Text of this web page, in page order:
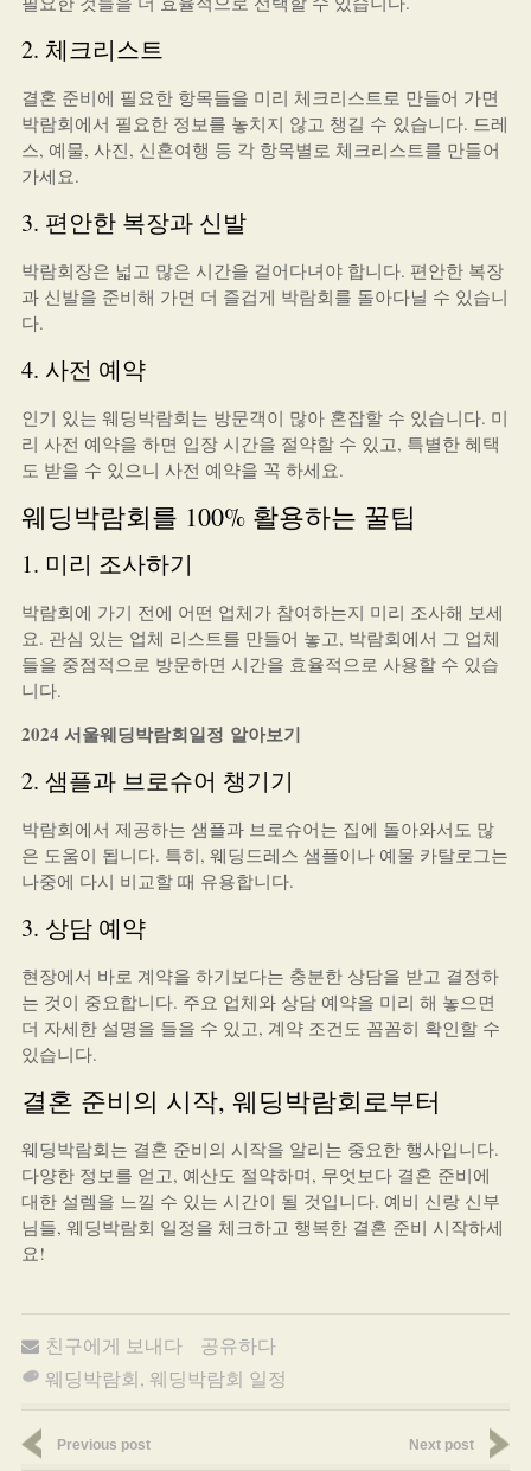
2. 체크리스트
결혼 준비에 필요한 항목들을 미리 체크리스트로 만들어 가면
박람회에서 필요한 정보를 놓치지 않고 챙길 수 있습니다. 드레
스, 예물, 사진, 신혼여행 등 각 항목별로 체크리스트를 만들어
가세요.
3. 편안한 복장과 신발
박람회장은 넓고 많은 시간을 걸어다녀야 합니다. 편안한 복장
과 신발을 준비해 가면 더 즐겁게 박람회를 돌아다닐 수 있습니
다.
4. 사전 예약
인기 있는 웨딩박람회는 방문객이 많아 혼잡할 수 있습니다. 미
리 사전 예약을 하면 입장 시간을 절약할 수 있고, 특별한 혜택
도 받을 수 있으니 사전 예약을 꼭 하세요.
웨딩박람회를 100% 활용하는 꿀팁
1. 미리 조사하기
박람회에 가기 전에 어떤 업체가 참여하는지 미리 조사해 보세
요. 관심 있는 업체 리스트를 만들어 놓고, 박람회에서 그 업체
들을 중점적으로 방문하면 시간을 효율적으로 사용할 수 있습
니다.
2024 서울웨딩박람회일정 알아보기
2. 샘플과 브로슈어 챙기기
박람회에서 제공하는 샘플과 브로슈어는 집에 돌아와서도 많
은 도움이 됩니다. 특히, 웨딩드레스 샘플이나 예물 카탈로그는
나중에 다시 비교할 때 유용합니다.
3. 상담 예약
현장에서 바로 계약을 하기보다는 충분한 상담을 받고 결정하
는 것이 중요합니다. 주요 업체와 상담 예약을 미리 해 놓으면
더 자세한 설명을 들을 수 있고, 계약 조건도 꼼꼼히 확인할 수
있습니다.
결혼 준비의 시작, 웨딩박람회로부터
웨딩박람회는 결혼 준비의 시작을 알리는 중요한 행사입니다.
다양한 정보를 얻고, 예산도 절약하며, 무엇보다 결혼 준비에
대한 설렘을 느낄 수 있는 시간이 될 것입니다. 예비 신랑 신부
님들, 웨딩박람회 일정을 체크하고 행복한 결혼 준비 시작하세
요!
친구에게 보내다
공유하다
웨딩박람회, 웨딩박람회 일정
Previous post Next post